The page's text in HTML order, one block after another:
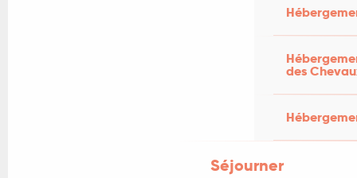
des
Séjourner